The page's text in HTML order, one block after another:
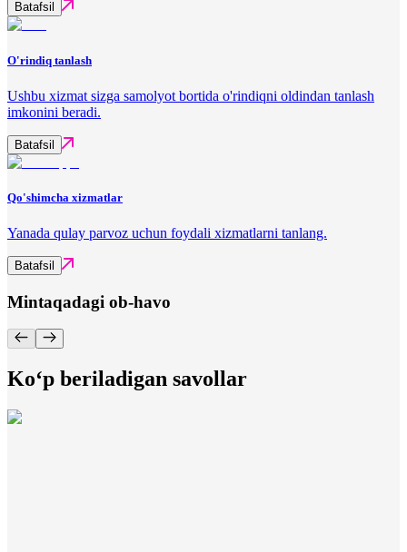
Batafsil
O'rindiq tanlash
Ushbu xizmat sizga samolyot bortida o'rindiqni oldindan tanlash
imkonini beradi.
Batafsil
Qo'shimcha xizmatlar
Yanada qulay parvoz uchun foydali xizmatlarni tanlang.
Batafsil
Mintaqadagi ob-havo
Ko‘p beriladigan savollar